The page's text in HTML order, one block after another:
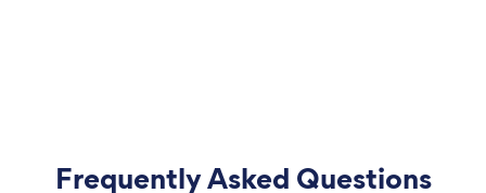
Frequently Asked Questions